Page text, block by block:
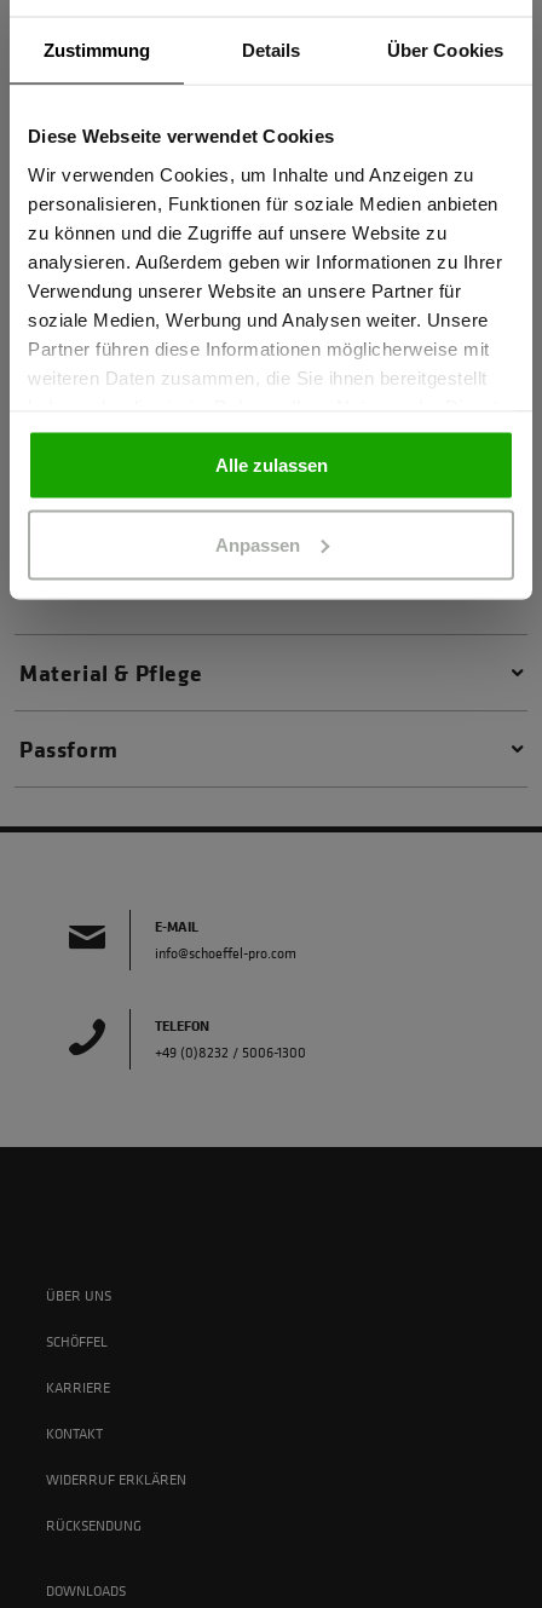
Zustimmung Details Über Cookies
Diese Webseite verwendet Cookies
Wir verwenden Cookies, um Inhalte und Anzeigen zu
personalisieren, Funktionen für soziale Medien anbieten
zu können und die Zugriffe auf unsere Website zu
analysieren. Außerdem geben wir Informationen zu Ihrer
Verwendung unserer Website an unsere Partner für
soziale Medien, Werbung und Analysen weiter. Unsere
Partner führen diese Informationen möglicherweise mit
weiteren Daten zusammen, die Sie ihnen bereitgestellt
gesammelt haben.
Alle zulassen
Anpassen
Kentkragen unterstreichen den sportiven Business-Look der
kombiniert mit der Winterspeck Weste oder der leichten
Artikelnummer 10033032 , Modellnummer 10154
Produkteigenschaften
Herstellerangaben
Schöffel PRO GmbH, Albert-Einstein-Strasse 1, 86830
Material & Pflege
Passform
E-MAIL
info@schoeffel-pro.com
TELEFON
+49 (0)8232 / 5006-1300
ÜBER UNS
SCHÖFFEL
KARRIERE
KONTAKT
WIDERRUF ERKLÄREN
RÜCKSENDUNG
DOWNLOADS
Sind Sie
Gewerbetreibender?
Ich bestätige, dass ich Gewerbetreibender bin. Alle
Preise werden netto ausgewiesen.